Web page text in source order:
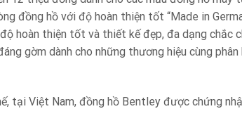
đồng hồ với độ hoàn thiện tốt “Made in
hoàn thiện tốt và thiết kế đẹp, đa dạng
gờm dành cho những thương hiệu cùng
tại Việt Nam, đồng hồ Bentley được chứng